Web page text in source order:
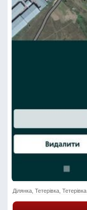
Ділянка, Тетерівка, Тетерівка